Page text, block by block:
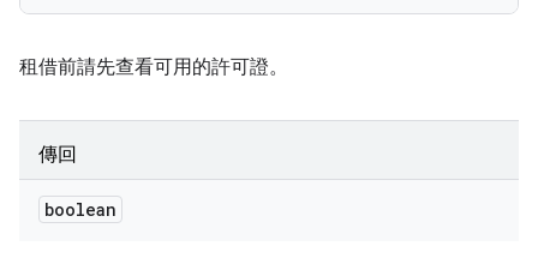
租借前請先查看可用的許可證。
傳回
boolean